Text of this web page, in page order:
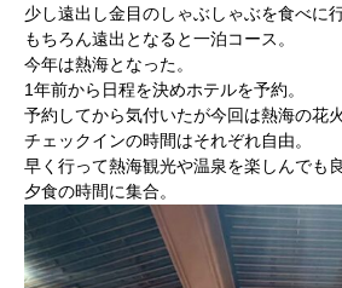
少し遠出し金目のしゃぶしゃぶを食べに
もちろん遠出となると一泊コース。
今年は熱海となった。
1年前から日程を決めホテルを予約。
予約してから気付いたが今回は熱海の花
チェックインの時間はそれぞれ自由。
早く行って熱海観光や温泉を楽しんでも良
夕食の時間に集合。